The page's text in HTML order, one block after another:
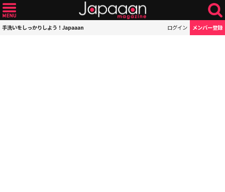
手洗いをしっかりしよう！Japaaan ログイン メンバー登録